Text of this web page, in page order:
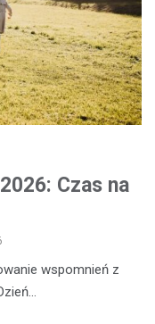
Czas na
wspomnień z